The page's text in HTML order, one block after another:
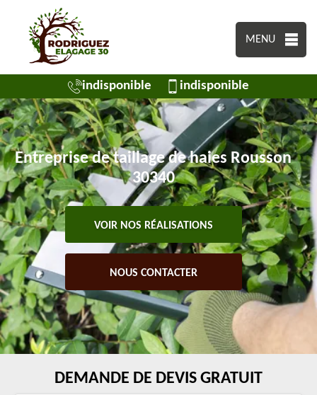
MENU
indisponible indisponible
Entreprise de taillage de haies Rousson
30340
VOIR NOS RÉALISATIONS
NOUS CONTACTER
DEMANDE DE DEVIS GRATUIT